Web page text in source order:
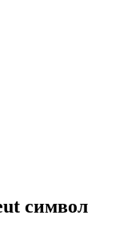
символ